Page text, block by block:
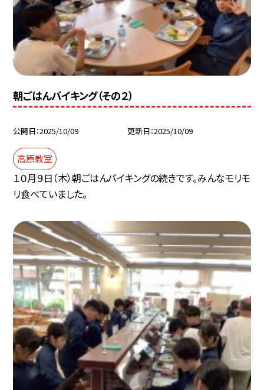
朝ごはんバイキング（その２）
公開日 2025/10/09 更新日 2025/10/09
高原教室
１０月９日（木）朝ごはんバイキングの続きです。みんなモリモ
リ食べていました。